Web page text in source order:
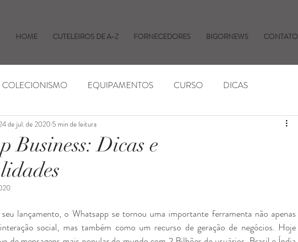
HOME CUTELEIROS DE A-Z FORNECEDORES BIGORNEWS CONTATO
COLECIONISMO EQUIPAMENTOS CURSO DICAS
E EVENTOS INSUMOS
Business: Dicas e
de jul. de 2020 5 min de leitura
seu lançamento, o Whatsapp se tornou uma importante ferramenta não apenas
social, mas também como um recurso de geração de negócios. Hoje